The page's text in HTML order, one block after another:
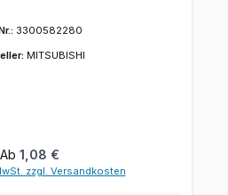
3300582280
MITSUBISHI
Regulärer Preis:
Ab 1,08 €
zzgl. Versandkosten